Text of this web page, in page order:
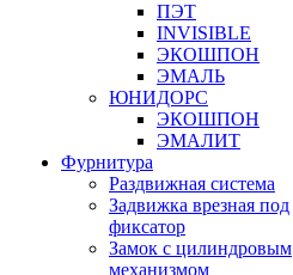
ПЭТ
INVISIBLE
ЭКОШПОН
ЭМАЛЬ
ЮНИДОРС
ЭКОШПОН
ЭМАЛИТ
Фурнитура
Раздвижная система
Задвижка врезная под
фиксатор
Замок с цилиндровым
механизмом